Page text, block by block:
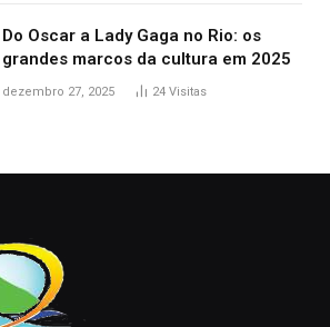
Do Oscar a Lady Gaga no Rio: os
grandes marcos da cultura em 2025
dezembro 27, 2025 24 Visitas